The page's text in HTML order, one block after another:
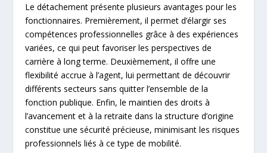
Le détachement présente plusieurs avantages pour les
fonctionnaires. Premièrement, il permet d’élargir ses
compétences professionnelles grâce à des expériences
variées, ce qui peut favoriser les perspectives de
carrière à long terme. Deuxièmement, il offre une
flexibilité accrue à l’agent, lui permettant de découvrir
différents secteurs sans quitter l’ensemble de la
fonction publique. Enfin, le maintien des droits à
l’avancement et à la retraite dans la structure d’origine
constitue une sécurité précieuse, minimisant les risques
professionnels liés à ce type de mobilité.